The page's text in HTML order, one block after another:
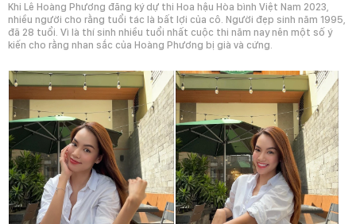
Khi Lê Hoàng Phương đăng ký dự thi Hoa hậu Hòa bình Việt Nam 2023,
nhiều người cho rằng tuổi tác là bất lợi của cô. Người đẹp sinh năm 1995,
đã 28 tuổi. Vì là thí sinh nhiều tuổi nhất cuộc thi năm nay nên một số ý
kiến cho rằng nhan sắc của Hoàng Phương bị già và cứng.